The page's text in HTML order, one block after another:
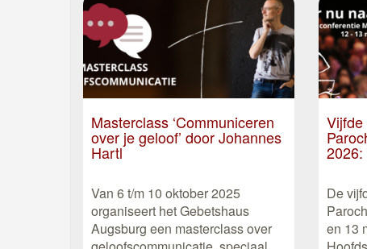
Masterclass ‘Communiceren
over je geloof’ door Johannes
Hartl
Van 6 t/m 10 oktober 2025
organiseert het Gebetshaus
Augsburg een masterclass over
2026:
De
en 13